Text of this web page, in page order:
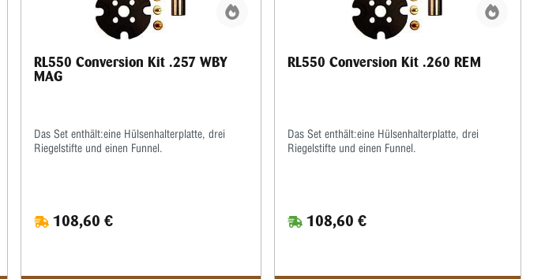
RL550 Conversion Kit .257 WBY
MAG
Das Set enthält:eine Hülsenhalterplatte, drei
Riegelstifte und einen Funnel.
108,60 €
RL550 Conversion Kit .260 REM
Das Set enthält:eine Hülsenhalterplatte, drei
Riegelstifte und einen Funnel.
108,60 €